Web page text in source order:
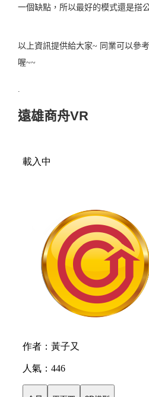
一個缺點，所以最好的模式還是搭
以上資訊提供給大家~ 同業可以參
喔~~
.
遠雄商舟VR